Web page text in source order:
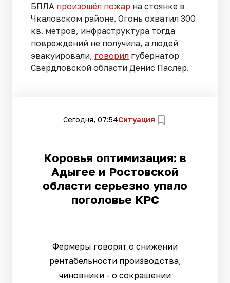
БПЛА произошёл пожар на стоянке в
Чкаловском районе. Огонь охватил 300
кв. метров, инфраструктура тогда
повреждений не получила, а людей
эвакуировали, говорил губернатор
Свердловской области Денис Паслер.
Сегодня, 07:54Ситуация
Коровья оптимизация: в
Адыгее и Ростовской
области серьезно упало
поголовье КРС
Фермеры говорят о снижении
рентабельности производства,
чиновники - о сокращении